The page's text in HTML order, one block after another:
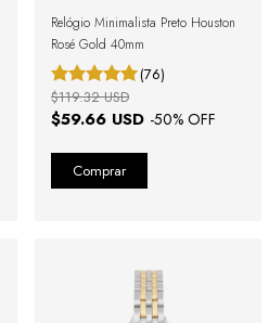
Relógio Minimalista Preto Houston
Rosé Gold 40mm
(76)
$59.66 USD -50% OFF
$119.32 USD